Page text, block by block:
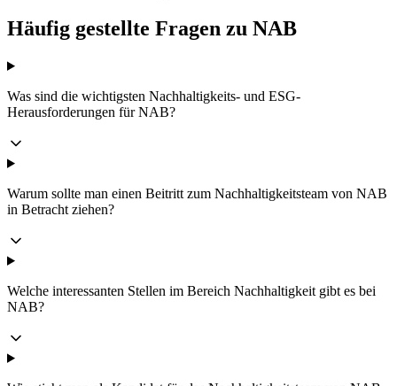
Häufig gestellte Fragen zu NAB
Was sind die wichtigsten Nachhaltigkeits- und ESG-
Herausforderungen für NAB?
Warum sollte man einen Beitritt zum Nachhaltigkeitsteam von NAB
in Betracht ziehen?
Welche interessanten Stellen im Bereich Nachhaltigkeit gibt es bei
NAB?